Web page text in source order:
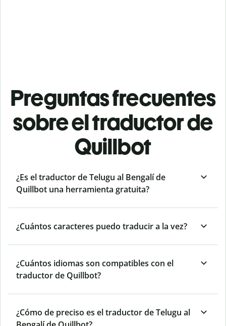
Preguntas frecuentes
sobre el traductor de
Quillbot
¿Es el traductor de Telugu al Bengalí de
Quillbot una herramienta gratuita?
¿Cuántos caracteres puedo traducir a la vez?
¿Cuántos idiomas son compatibles con el
traductor de Quillbot?
¿Cómo de preciso es el traductor de Telugu al